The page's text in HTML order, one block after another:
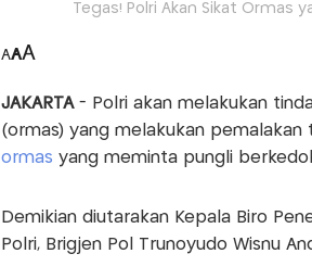
Tegas! Polri Akan Sikat Ormas
AAA
JAKARTA - Polri akan melakukan
(ormas) yang melakukan pemalakan
ormas yang meminta pungli
Demikian diutarakan Kepala Biro
Polri, Brigjen Pol Trunoyudo Wisnu